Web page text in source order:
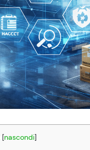
[nascondi]